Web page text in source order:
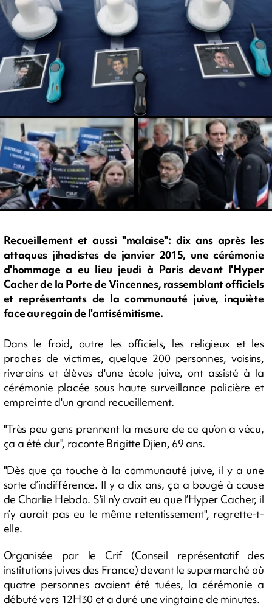
Recueillement et aussi "malaise": dix ans après les
attaques jihadistes de janvier 2015, une cérémonie
d'hommage a eu lieu jeudi à Paris devant l'Hyper
Cacher de la Porte de Vincennes, rassemblant officiels
et représentants de la communauté juive, inquiète
face au regain de l'antisémitisme.
Dans le froid, outre les officiels, les religieux et les
proches de victimes, quelque 200 personnes, voisins,
riverains et élèves d'une école juive, ont assisté à la
cérémonie placée sous haute surveillance policière et
empreinte d'un grand recueillement.
"Très peu gens prennent la mesure de ce qu’on a vécu,
ça a été dur", raconte Brigitte Djien, 69 ans.
"Dès que ça touche à la communauté juive, il y a une
sorte d’indifférence. Il y a dix ans, ça a bougé à cause
de Charlie Hebdo. S’il n’y avait eu que l’Hyper Cacher, il
n’y aurait pas eu le même retentissement", regrette-t-
elle.
Organisée par le Crif (Conseil représentatif des
institutions juives des France) devant le supermarché où
quatre personnes avaient été tuées, la cérémonie a
débuté vers 12H30 et a duré une vingtaine de minutes.